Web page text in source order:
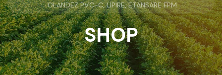
OLANDEZ PVC-C, LIPIRE, ETANSARE FPM
SHOP